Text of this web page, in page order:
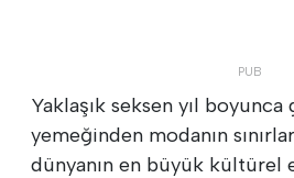
Yaklaşık seksen yıl
yemeğinden modanın
dünyanın en büyük kültürel